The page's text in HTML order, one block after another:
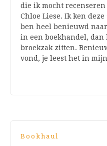
die ik mocht
Chloe Liese. Ik ken
ben heel benieuwd
in een boekhandel,
broekzak zitten.
vond, je leest het in
Bookhaul